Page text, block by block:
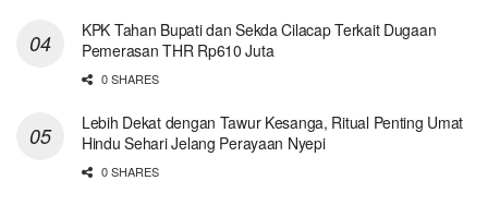
KPK Tahan Bupati dan Sekda Cilacap Terkait Dugaan
Pemerasan THR Rp610 Juta
0 SHARES
Lebih Dekat dengan Tawur Kesanga, Ritual Penting Umat
Hindu Sehari Jelang Perayaan Nyepi
0 SHARES